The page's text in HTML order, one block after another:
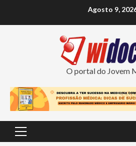
Agosto 9,
O portal do Jovem
Primary